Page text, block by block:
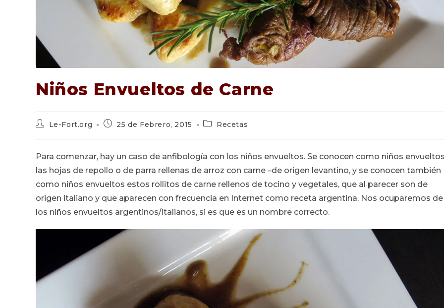
Niños Envueltos de Carne
Autor
entrada:
Le-Fort.org
Publicación
25 de Febrero, 2015
Categoría
entrada:
Recetas
Para comenzar, hay un caso de anfibología con los niños envueltos. Se conocen como niños
las hojas de repollo o de parra rellenas de arroz con carne –de origen levantino, y se conocen también
como niños envueltos estos rollitos de carne rellenos de tocino y vegetales, que al parecer son de
origen italiano y que aparecen con frecuencia en Internet como receta argentina. Nos ocuparemos de
los niños envueltos argentinos/italianos, si es que es un nombre correcto.